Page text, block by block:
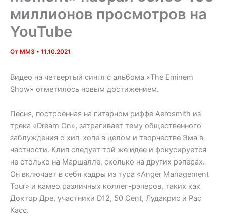
миллионов просмотров на
YouTube
От MM3 • 11.10.2021
Видео на четвертый сингл с альбома «The Eminem
Show» отметилось новым достижением.
Песня, построенная на гитарном риффе Aerosmith из
трека «Dream On», затрагивает тему общественного
заблуждения о хип-хопе в целом и творчестве Эма в
частности. Клип следует той же идее и фокусируется
не столько на Маршалле, сколько на других рэперах.
Он включает в себя кадры из тура «Anger Management
Tour» и камео различных коллег-рэперов, таких как
Доктор Дре, участники D12, 50 Cent, Лудакрис и Рас
Касс.